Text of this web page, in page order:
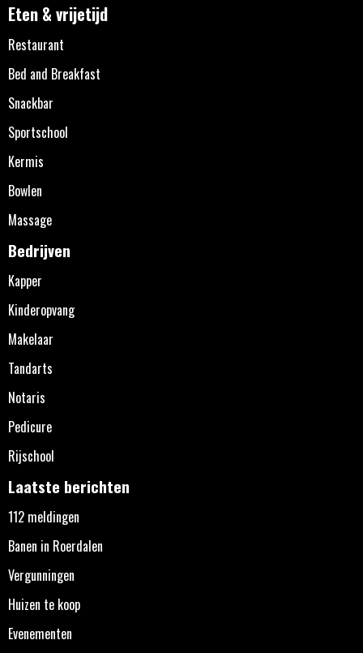
Eten & vrijetijd
Restaurant
Bed and Breakfast
Snackbar
Sportschool
Kermis
Bowlen
Massage
Bedrijven
Kapper
Kinderopvang
Makelaar
Tandarts
Notaris
Pedicure
Rijschool
Laatste berichten
112 meldingen
Banen in Roerdalen
Vergunningen
Huizen te koop
Evenementen